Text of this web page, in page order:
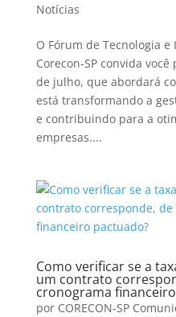
Notícias
O Fórum de Tecnologia
Corecon-SP convida
de julho, que abordará
está transformando a
e contribuindo para a
empresas....
Como verificar se a
um contrato
cronograma
por CORECON-SP